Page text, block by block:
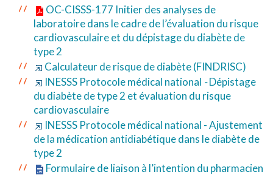
OC-CISSS-177 Initier des analyses de
laboratoire dans le cadre de l’évaluation du risque
cardiovasculaire et du dépistage du diabète de
type 2
Calculateur de risque de diabète (FINDRISC)
INESSS Protocole médical national -Dépistage
du diabète de type 2 et évaluation du risque
cardiovasculaire
INESSS Protocole médical national - Ajustement
de la médication antidiabétique dans le diabète de
type 2
Formulaire de liaison à l’intention du pharmacien